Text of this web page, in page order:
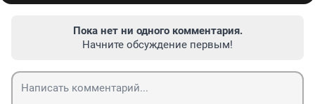
Пока нет ни одного комментария.
Начните обсуждение первым!